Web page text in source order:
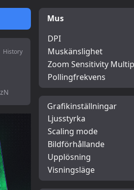
History
Mus
DPI
Muskänslighet
Zoom Sensitivity
Pollingfrekvens
Grafikinställningar
Ljusstyrka
Scaling mode
Bildförhållande
Upplösning
Visningsläge